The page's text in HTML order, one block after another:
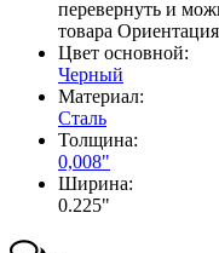
перевернуть и
товара
Цвет основной:
Черный
Материал:
Сталь
Толщина:
0,008"
Ширина:
0.225"